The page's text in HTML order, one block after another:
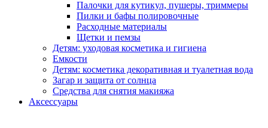
Палочки для кутикул, пушеры, триммеры
Пилки и бафы полировочные
Расходные материалы
Щетки и пемзы
Детям: уходовая косметика и гигиена
Емкости
Детям: косметика декоративная и туалетная вода
Загар и защита от солнца
Средства для снятия макияжа
Аксессуары